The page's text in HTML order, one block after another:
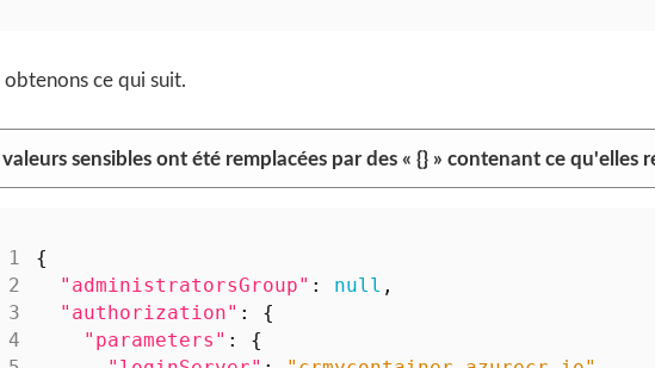
obtenons ce qui suit.
valeurs sensibles ont été remplacées par des « {} » contenant ce qu'elles
{
"administratorsGroup" : null ,
"authorization" :
{
"parameters" :
{